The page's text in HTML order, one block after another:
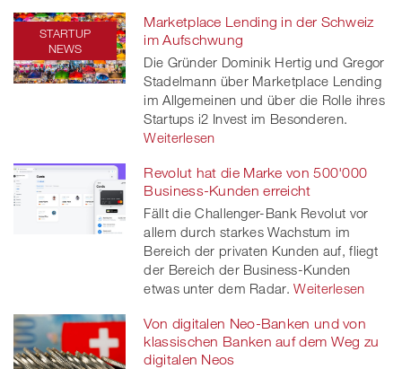
Marketplace Lending in der Schweiz
im Aufschwung
STARTUP
NEWS
Die Gründer Dominik Hertig und Gregor
Stadelmann über Marketplace Lending
im Allgemeinen und über die Rolle ihres
Startups i2 Invest im Besonderen.
Weiterlesen
Revolut hat die Marke von 500'000
Business-Kunden erreicht
Fällt die Challenger-Bank Revolut vor
allem durch starkes Wachstum im
Bereich der privaten Kunden auf, fliegt
der Bereich der Business-Kunden
etwas unter dem Radar. Weiterlesen
Von digitalen Neo-Banken und von
klassischen Banken auf dem Weg zu
digitalen Neos